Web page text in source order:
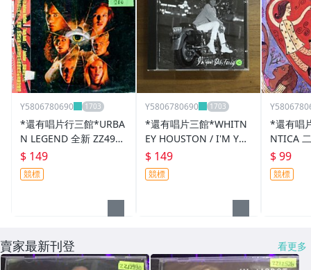
Y5806780690
*還有唱片行三館*URBA
N LEGEND 全新 ZZ4954
(需競標)
$ 149
競標
Y5806780690
*還有唱片三館*WHITN
EY HOUSTON / I'M YO
UR BABY 二手 YY1882
(需競標)
$ 149
競標
*還有唱
NTICA
競標)
$ 99
競標
賣家最新刊登 看更多